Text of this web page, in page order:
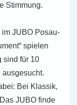
Stimmung.
im JUBO Posau­
spie­len
sind für 10
aus­ge­sucht.
Bei Klas­sik,
JUBO finde